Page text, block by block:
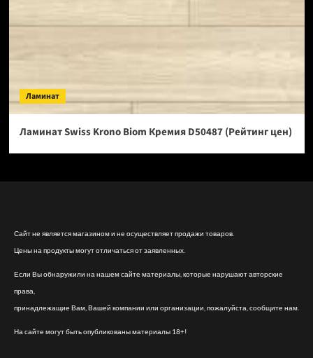
Ламинат
Ламинат Swiss Krono Biom Кремия D50487 (Рейтинг цен)
Сайт не является магазином и не осуществляет продажи товаров.
Цены на продукты могут отличаться от заявленных.
Если Вы обнаружили на нашем сайте материалы, которые нарушают авторские
права,
принадлежащие Вам, Вашей компании или организации, пожалуйста, сообщите нам.
На сайте могут быть опубликованы материалы 18+!